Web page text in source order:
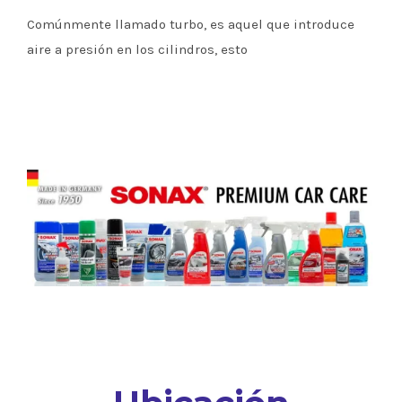
Comúnmente llamado turbo, es aquel que introduce
aire a presión en los cilindros, esto